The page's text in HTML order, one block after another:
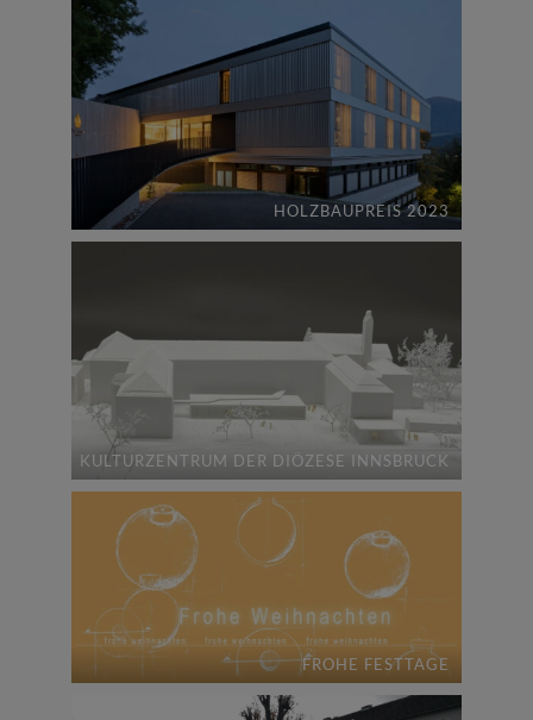
HOLZBAUPREIS 2023
KULTURZENTRUM DER DIÖZESE INNSBRUCK
FROHE FESTTAGE